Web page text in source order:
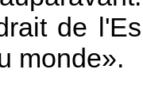
de
monde».